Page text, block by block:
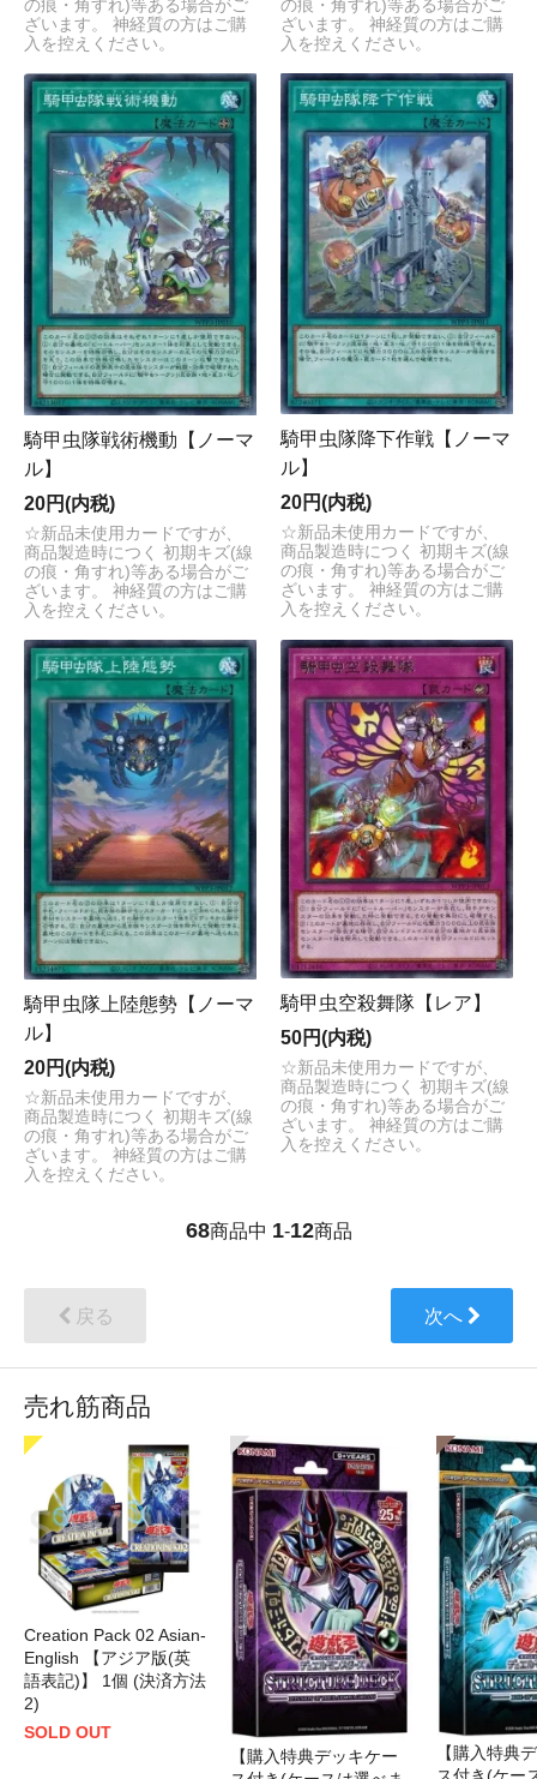
の痕・角すれ)等ある場合がご
ざいます。 神経質の方はご購
入を控えください。
の痕・角すれ)等ある場合がご
ざいます。 神経質の方はご購
入を控えください。
騎甲虫隊戦術機動【ノーマ
ル】
20円(内税)
☆新品未使用カードですが、
商品製造時につく 初期キズ(線
の痕・角すれ)等ある場合がご
ざいます。 神経質の方はご購
入を控えください。
騎甲虫隊降下作戦【ノーマ
ル】
20円(内税)
☆新品未使用カードですが、
商品製造時につく 初期キズ(線
の痕・角すれ)等ある場合がご
ざいます。 神経質の方はご購
入を控えください。
騎甲虫隊上陸態勢【ノーマ
ル】
20円(内税)
☆新品未使用カードですが、
商品製造時につく 初期キズ(線
の痕・角すれ)等ある場合がご
ざいます。 神経質の方はご購
入を控えください。
騎甲虫空殺舞隊【レア】
50円(内税)
☆新品未使用カードですが、
商品製造時につく 初期キズ(線
の痕・角すれ)等ある場合がご
ざいます。 神経質の方はご購
入を控えください。
68商品中 1-12商品
戻る 次へ
売れ筋商品
Creation Pack 02 Asian-
English 【アジア版(英
語表記)】 1個 (決済方法
2)
SOLD OUT
【購入特典デッキケー
【購入特典